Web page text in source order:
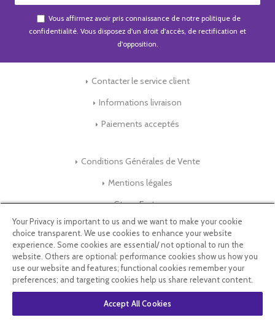
Vous affirmez avoir pris connaissance de notre politique de
confidentialité. Vous disposez d'un droit d'accès, de rectification et
d'opposition.
Contacter le service client
Informations livraison
Paiements acceptés
Conditions Générales de Vente
Mentions légales
Store-Factory
Qui Sommes nous ?
Parrainage
Blog & Conseils
Select Language
Your Privacy is important to us and we want to make your cookie
choice transparent. We use cookies to enhance your website
experience. Some cookies are essential/ not optional to run the
website. Others are optional: performance cookies show us how you
use our website and features; functional cookies remember your
preferences; and targeting cookies help us share relevant content.
Accept All Cookies